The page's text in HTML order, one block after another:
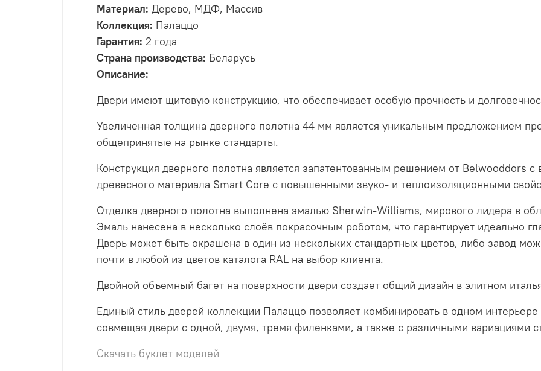
Материал: Дерево, МДФ, Массив
Коллекция: Палаццо
Гарантия: 2 года
Страна производства: Беларусь
Описание:
Двери имеют щитовую конструкцию, что обеспечивает особую прочность и
Увеличенная толщина дверного полотна 44 мм является уникальным предложением
общепринятые на рынке стандарты.
Конструкция дверного полотна является запатентованным решением от Belwooddors
древесного материала Smart Core с повышенными звуко- и теплоизоляционными
Отделка дверного полотна выполнена эмалью Sherwin-Williams, мирового лидера в
Эмаль нанесена в несколько слоёв покрасочным роботом, что гарантирует идеально
Дверь может быть окрашена в один из нескольких стандартных цветов, либо завод
почти в любой из цветов каталога RAL на выбор клиента.
Двойной объемный багет на поверхности двери создает общий дизайн в элитном
Единый стиль дверей коллекции Палаццо позволяет комбинировать в одном
совмещая двери с одной, двумя, тремя филенками, а также с различными вариациями
Скачать буклет моделей